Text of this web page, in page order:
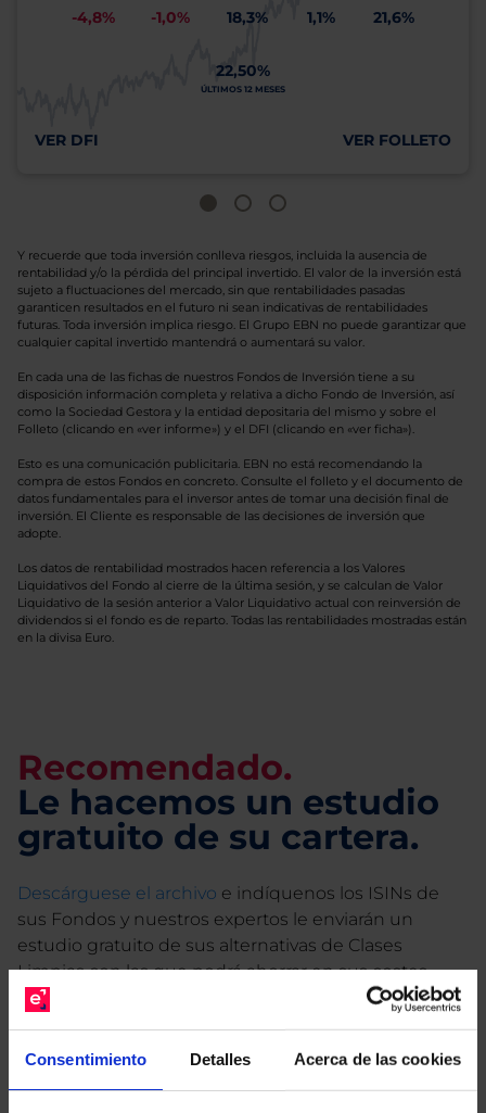
Consentimiento Detalles Acerca de las cookies
-4,8% -1,0% 18,3% 1,1% 21,6%
22,50%
ÚLTIMOS 12 MESES
VER DFI VER FOLLETO
Y recuerde que toda inversión conlleva riesgos, incluida la ausencia de
rentabilidad y/o la pérdida del principal invertido. El valor de la inversión está
sujeto a fluctuaciones del mercado, sin que rentabilidades pasadas
garanticen resultados en el futuro ni sean indicativas de rentabilidades
futuras. Toda inversión implica riesgo. El Grupo EBN no puede garantizar que
cualquier capital invertido mantendrá o aumentará su valor.
En cada una de las fichas de nuestros Fondos de Inversión tiene a su
disposición información completa y relativa a dicho Fondo de Inversión, así
como la Sociedad Gestora y la entidad depositaria del mismo y sobre el
Folleto (clicando en «ver informe») y el DFI (clicando en «ver ficha»).
Esto es una comunicación publicitaria. EBN no está recomendando la
compra de estos Fondos en concreto. Consulte el folleto y el documento de
datos fundamentales para el inversor antes de tomar una decisión final de
inversión. El Cliente es responsable de las decisiones de inversión que
adopte.
Los datos de rentabilidad mostrados hacen referencia a los Valores
Liquidativos del Fondo al cierre de la última sesión, y se calculan de Valor
Liquidativo de la sesión anterior a Valor Liquidativo actual con reinversión de
dividendos si el fondo es de reparto. Todas las rentabilidades mostradas están
en la divisa Euro.
Recomendado.
Le hacemos un estudio
gratuito de su cartera.
Descárguese el archivo e indíquenos los ISINs de
sus Fondos y nuestros expertos le enviarán un
estudio gratuito de sus alternativas de Clases
Limpias con las que podrá ahorrar en sus costes.